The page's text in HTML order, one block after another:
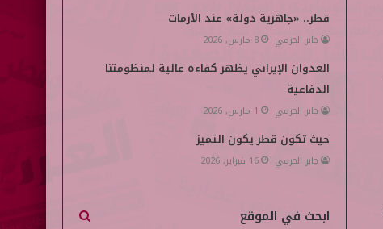
قطر.. «جاهزية دولة» عند الأزمات
جابر الحرمي 8 مارس, 2026
العدوان الإيراني يظهر كفاءة عالية لمنظومتنا
الدفاعية
جابر الحرمي 1 مارس, 2026
حيث تكون قطر يكون التميز
جابر الحرمي 16 فبراير, 2026
ابحث في الموقع